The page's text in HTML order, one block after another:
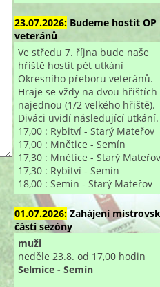
23.07.2026: Budeme hostit OP
veteránů
Ve středu 7. října bude naše
hřiště hostit pět utkání
Okresního přeboru veteránů.
Hraje se vždy na dvou hřištích
najednou (1/2 velkého hřiště).
Diváci uvidí následující utkání.
17,00 : Rybitví - Starý Mateřov
17,00 : Mnětice - Semín
17,30 : Mnětice - Starý Mateřov
17,30 : Rybitví - Semín
18,00 : Semín - Starý Mateřov
01.07.2026: Zahájení
části sezóny
muži
neděle 23.8. od 17,00 hodin
Selmice - Semín